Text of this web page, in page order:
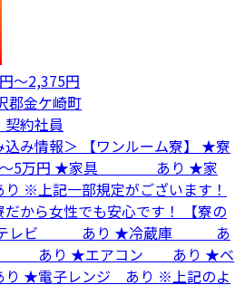
〜2,375円
郡金ケ崎町
約社員
込み情報＞ 【ワンルーム寮】 ★寮
円 ★家具 あり ★家
記一部規定がございます！
から女性でも安心です！ 【寮の
★テレビ あり ★冷蔵庫 あ
あり ★エアコン あり ★ベ
電子レンジ あり ※上記のよ